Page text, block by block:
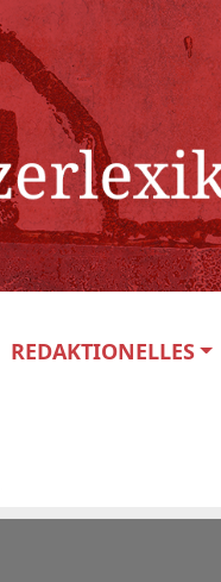
REDAKTIONELLES